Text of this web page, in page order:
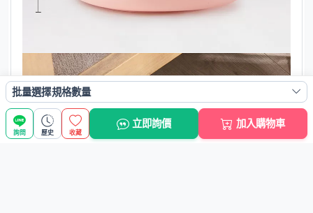
批量選擇規格數量
詢問 歷史 收藏
立即詢價 加入購物車